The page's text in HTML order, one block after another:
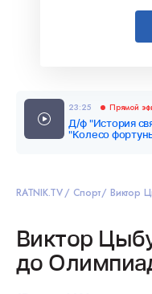
23:25 Прямой
Д/ф "История
"Колесо
RATNIK.TV Спорт Виктор
Виктор
до